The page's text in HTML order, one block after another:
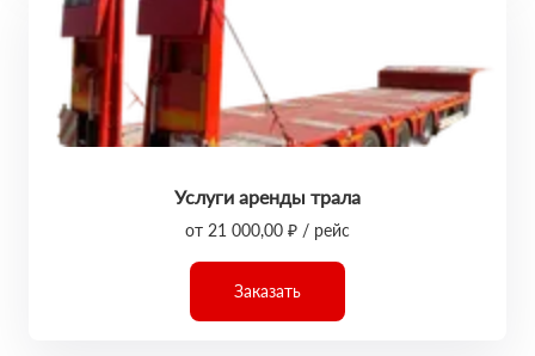
Услуги аренды трала
от 21 000,00 ₽ / рейс
Заказать